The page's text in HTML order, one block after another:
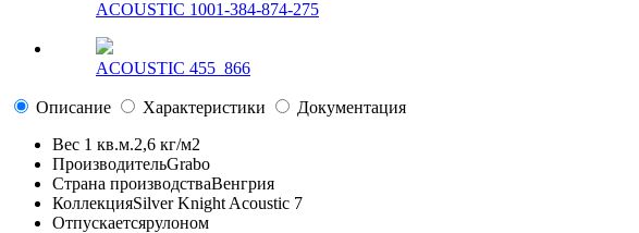
ACOUSTIC 1001-384-874-275
ACOUSTIC 455_866
Описание Характеристики
Документация
Вес 1 кв.м.2,6 кг/м2
ПроизводительGrabo
Страна производстваВенгрия
КоллекцияSilver Knight Acoustic 7
Отпускаетсярулоном